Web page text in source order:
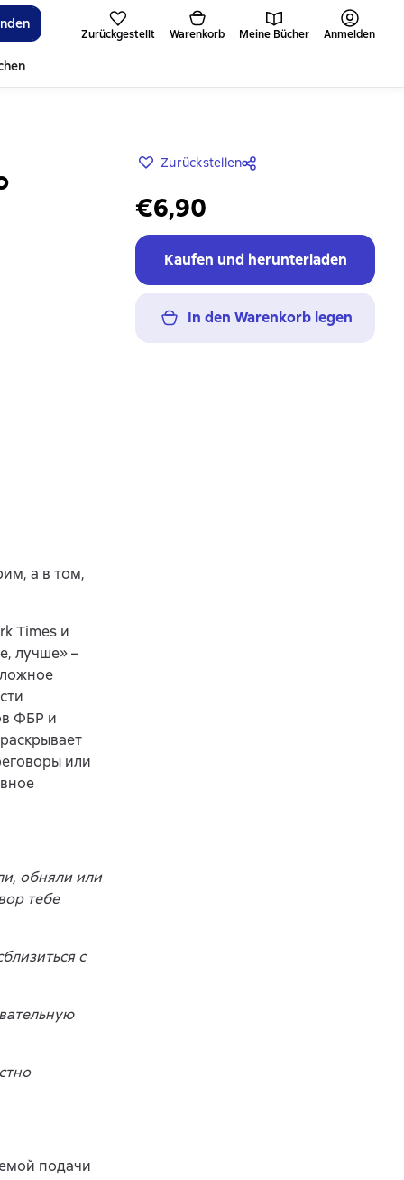
Zurückgestellt Warenkorb Meine Bücher Anmelden
Zurückstellen
€6,90
Kaufen und herunterladen
In den Warenkorb legen
а в том,
Times и
лучше» –
ФБР и
или
обняли или
тебе
с
подачи